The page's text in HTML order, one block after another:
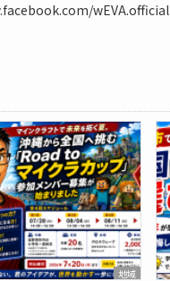
wEVA.official
地域